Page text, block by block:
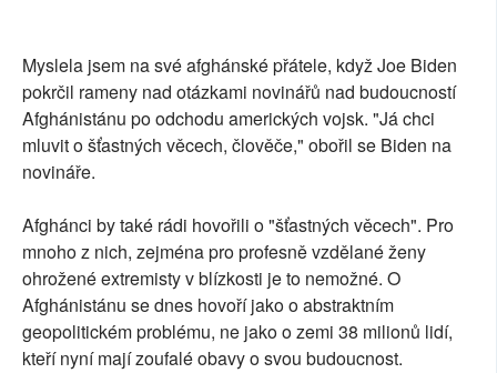
Myslela jsem na své afghánské přátele, když Joe Biden
pokrčil rameny nad otázkami novinářů nad budoucností
Afghánistánu po odchodu amerických vojsk. "Já chci
mluvit o šťastných věcech, člověče," obořil se Biden na
novináře.
Afghánci by také rádi hovořili o "šťastných věcech". Pro
mnoho z nich, zejména pro profesně vzdělané ženy
ohrožené extremisty v blízkosti je to nemožné. O
Afghánistánu se dnes hovoří jako o abstraktním
geopolitickém problému, ne jako o zemi 38 milionů lidí,
kteří nyní mají zoufalé obavy o svou budoucnost.